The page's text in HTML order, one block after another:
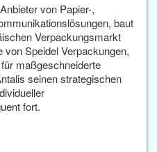
von Papier-,
baut
Verpackungsmarkt
Speidel Verpackungen,
maßgeschneiderte
seinen strategischen
fort.